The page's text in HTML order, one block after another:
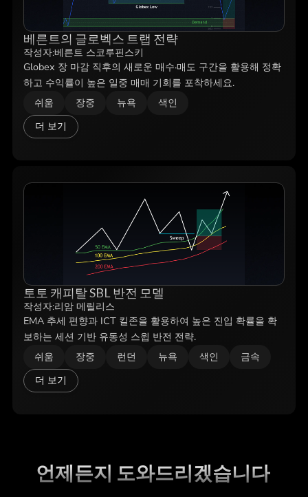
베른트의 글로벡스 트랩 전략
작성자:베른트 스코루핀스키
Globex 장 마감 직후의 새로운 매수·매도 구간을 활용해 정확
하고 수익률이 높은 일중 매매 기회를 포착하세요.
쉬움 장중 뉴욕
색인
더 보기
토토 캐피탈 SBL 반전 모델
작성자:리암 메릴리스
EMA 추세 편향과 ICT 킬존을 활용하여 높은 진입 확률을 확
보하는 세션 기반 유동성 스윕 반전 전략.
쉬움 장중 런던 뉴욕 색인
금속
더 보기
언제든지 도와드리겠습니다